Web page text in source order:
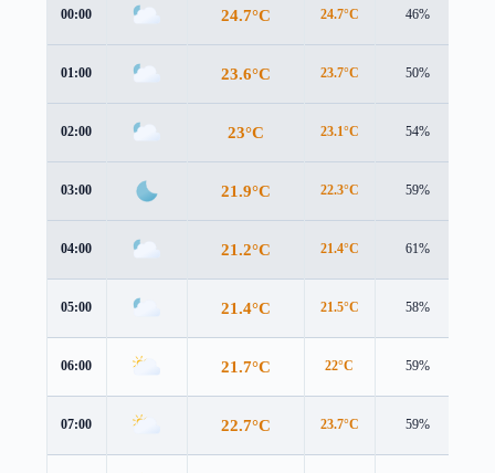
00:00 24.7°C 24.7°C 46%
01:00 23.6°C 23.7°C 50%
02:00 23°C 23.1°C 54%
03:00 21.9°C 22.3°C 59%
04:00 21.2°C 21.4°C 61%
05:00 21.4°C 21.5°C 58%
06:00 21.7°C 22°C 59%
07:00 22.7°C 23.7°C 59%